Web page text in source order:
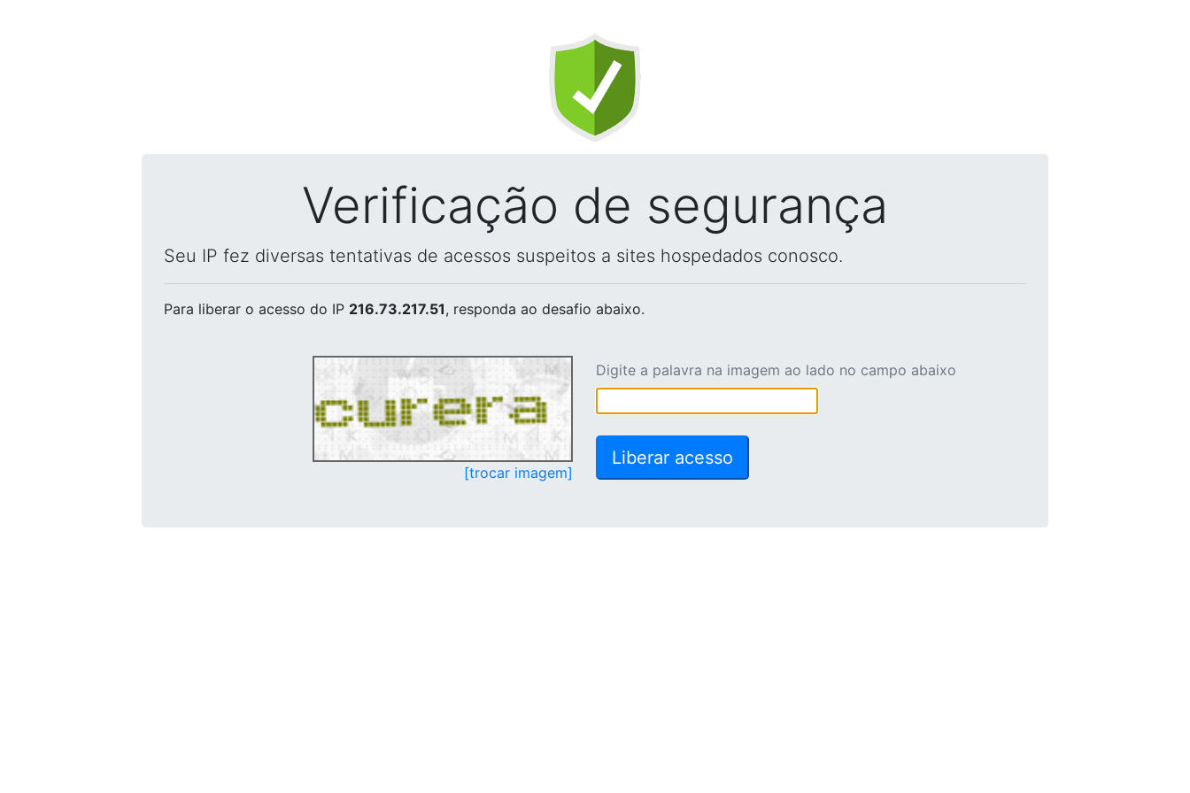
Verificação de segurança
Seu IP fez diversas tentativas de acessos suspeitos a sites hospedados conosco.
Para liberar o acesso do IP 216.73.217.51, responda ao desafio abaixo.
[trocar imagem]
Digite a palavra na imagem ao lado no campo abaixo